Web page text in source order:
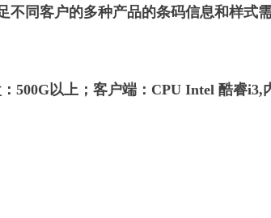
同客户的多种产品的条码信息和样式
500G以上；客户端：CPU Intel 酷睿i3,